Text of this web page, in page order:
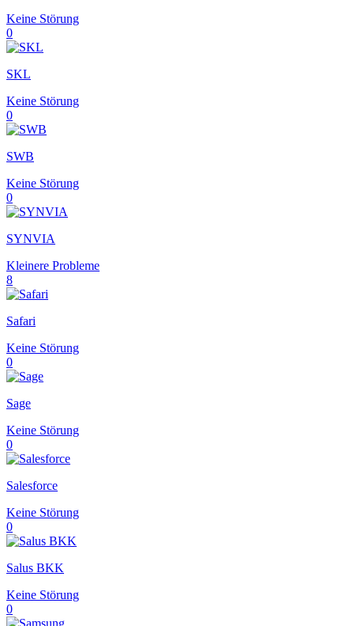
Keine Störung
0
SKL
Keine Störung
0
SWB
Keine Störung
0
SYNVIA
Kleinere Probleme
8
Safari
Keine Störung
0
Sage
Keine Störung
0
Salesforce
Keine Störung
0
Salus BKK
Keine Störung
0